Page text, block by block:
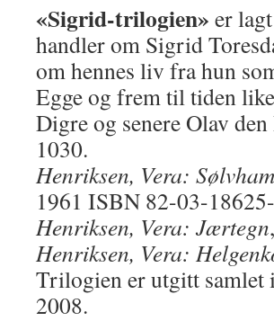
«Sigrid-trilogien» er
handler om Sigrid
om hennes liv fra hun
Egge og frem til tiden
Digre og senere Olav
1030.
Henriksen, Vera:
1961 ISBN 82-03-
Henriksen, Vera: Jærtegn
Henriksen, Vera:
Trilogien er utgitt samlet
2008.